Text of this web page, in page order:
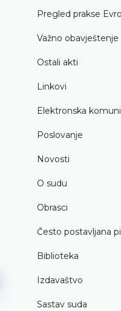
Pregled prakse
Važno obavještenje
Ostali akti
Linkovi
Elektronska
Poslovanje
Novosti
O sudu
Obrasci
Često postavljana
Biblioteka
Izdavaštvo
Sastav suda